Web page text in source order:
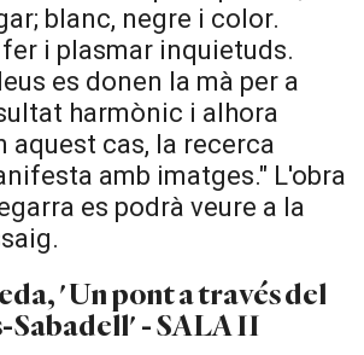
blanc, negre i color.
i plasmar inquietuds.
es donen la mà per a
harmònic i alhora
aquest cas, la recerca
amb imatges." L'obra
es podrà veure a la
'Un pont a través del
Sabadell' - SALA II